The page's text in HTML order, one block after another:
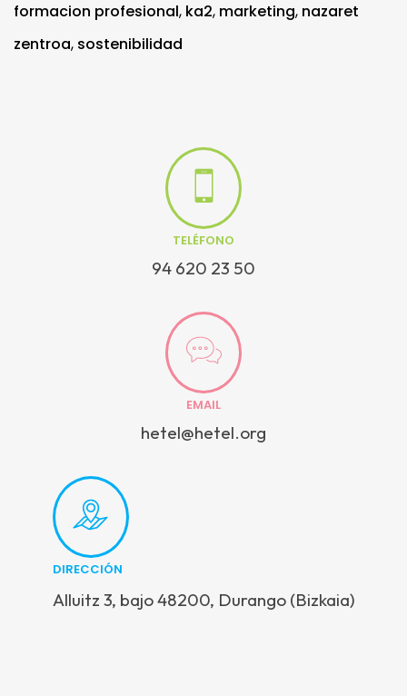
formacion profesional, ka2, marketing, nazaret
zentroa, sostenibilidad
TELÉFONO
94 620 23 50
EMAIL
hetel@hetel.org
DIRECCIÓN
Alluitz 3, bajo 48200, Durango (Bizkaia)